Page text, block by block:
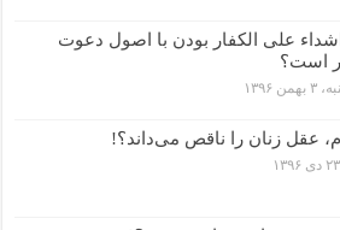
علی الکفار بودن با اصول دعوت
است؟
۱۳۹۶
عقل زنان را ناقص می‌داند؟!